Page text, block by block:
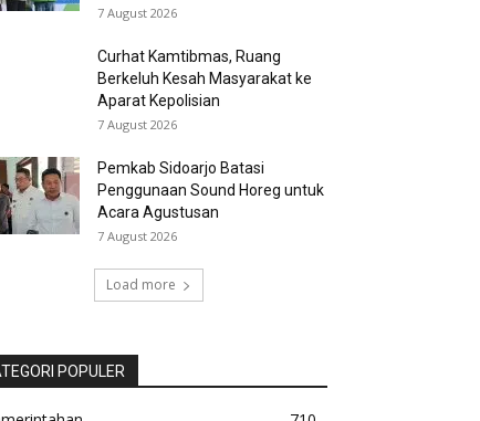
7 August 2026
Curhat Kamtibmas, Ruang
Berkeluh Kesah Masyarakat ke
Aparat Kepolisian
7 August 2026
Pemkab Sidoarjo Batasi
Penggunaan Sound Horeg untuk
Acara Agustusan
7 August 2026
Load more
POPULER